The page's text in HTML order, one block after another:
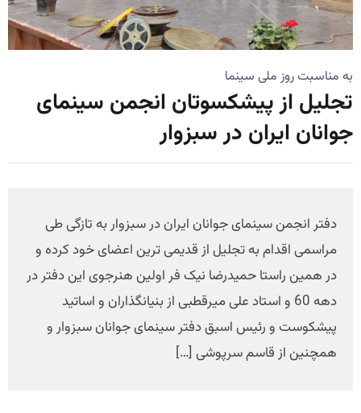
به مناسبت روز ملی سینما
تجلیل از پیشکسوتان انجمن سینمای
جوانان ایران در سبزوار
دفتر انجمن سینمای جوانان ایران در سبزوار به تازگی طی
مراسمی اقدام به تجلیل از قدیمی ترین اعضای خود کرده و
در همین راستا حمیدرضا نیک فر اولین هنرجوی این دفتر در
دهه 60 و استاد علی میرقطبی از بنیانگذاران و اساتید
پیشکوست و رئیس اسبق دفتر سینمای جوانان سبزوار و
همچنین از قاسم سرپوشی […]